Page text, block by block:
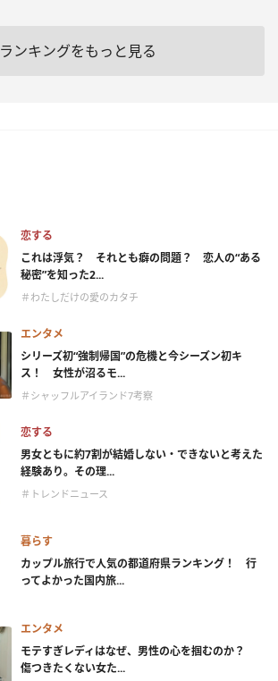
ランキングをもっと見る
恋する
これは浮気？ それとも癖の問題？ 恋人の“ある
秘密”を知った2...
＃わたしだけの愛のカタチ
エンタメ
シリーズ初“強制帰国”の危機と今シーズン初キ
ス！ 女性が沼るモ...
＃シャッフルアイランド7考察
恋する
男女ともに約7割が結婚しない・できないと考えた
経験あり。その理...
＃トレンドニュース
暮らす
カップル旅行で人気の都道府県ランキング！ 行
ってよかった国内旅...
エンタメ
モテすぎレディはなぜ、男性の心を掴むのか？
傷つきたくない女た...